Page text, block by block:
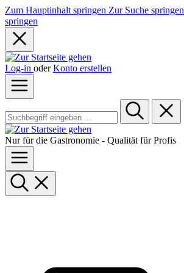
Zum Hauptinhalt springen Zur Suche springen
springen
Log-in oder Konto erstellen
Nur für die Gastronomie - Qualität für Profis